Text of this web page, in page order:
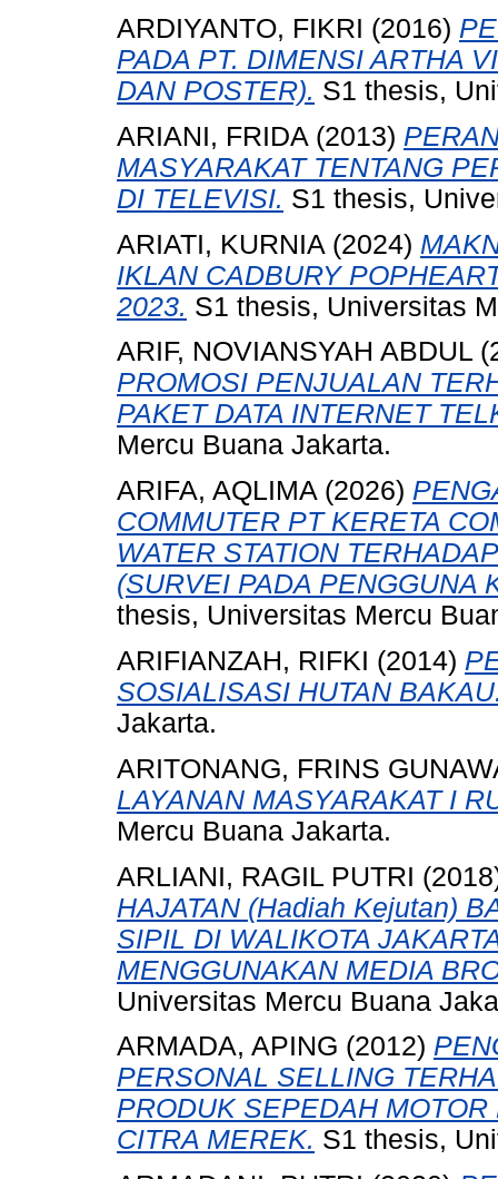
ARDIYANTO, FIKRI (2016)
PADA PT. DIMENSI ARTHA
DAN POSTER). S1 thesis,
ARIANI, FRIDA (2013)
MASYARAKAT TENTANG
DI TELEVISI. S1 thesis,
ARIATI, KURNIA (2024)
IKLAN CADBURY
2023. S1 thesis, Universitas
ARIF, NOVIANSYAH ABDUL
PROMOSI PENJUALAN
PAKET DATA INTERNET
Mercu Buana Jakarta.
ARIFA, AQLIMA (2026)
COMMUTER PT KERETA
WATER STATION
(SURVEI PADA PENGGUNA
thesis, Universitas Mercu
ARIFIANZAH, RIFKI (2014)
SOSIALISASI HUTAN
Jakarta.
ARITONANG, FRINS
LAYANAN MASYARAKAT I
Mercu Buana Jakarta.
ARLIANI, RAGIL PUTRI
HAJATAN (Hadiah Kejutan)
SIPIL DI WALIKOTA
MENGGUNAKAN MEDIA
Universitas Mercu Buana
ARMADA, APING (2012)
PERSONAL SELLING
PRODUK SEPEDAH
CITRA MEREK. S1 thesis,